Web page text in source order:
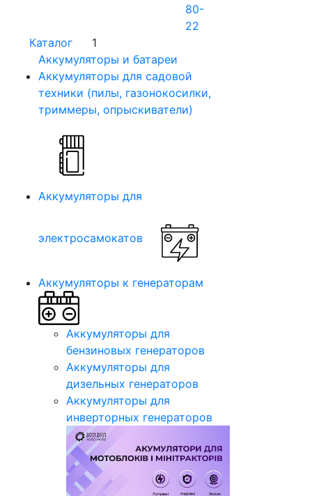
80-
22
Каталог
1
Аккумуляторы и батареи
Аккумуляторы для садовой
техники (пилы, газонокосилки,
триммеры, опрыскиватели)
Аккумуляторы для
электросамокатов
Аккумуляторы к генераторам
Аккумуляторы для
бензиновых генераторов
Аккумуляторы для
дизельных генераторов
Аккумуляторы для
инверторных генераторов